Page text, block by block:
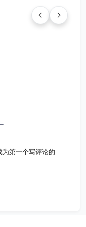
第一个写评论的